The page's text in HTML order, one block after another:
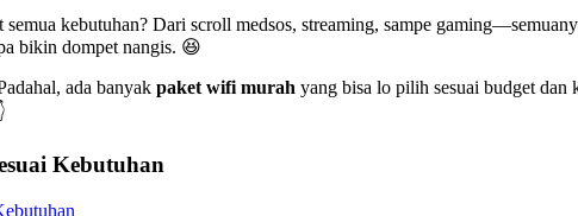
semua kebutuhan? Dari scroll medsos, streaming, sampe
bikin dompet nangis. 😆
ada banyak paket wifi murah yang bisa lo pilih sesuai budget dan
Kebutuhan